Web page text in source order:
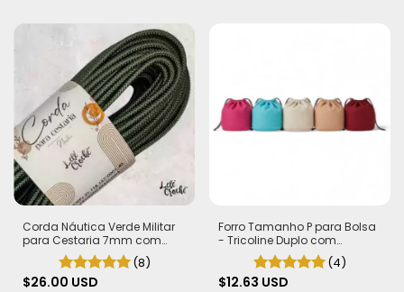
Corda Náutica Verde Militar
para Cestaria 7mm com
Alma - Firme, Leve e
Estruturada | 50 metros
(8)
$26.00 USD
Forro Tamanho P para Bolsa
- Tricoline Duplo com
Entretela no fundo
(4)
$12.63 USD